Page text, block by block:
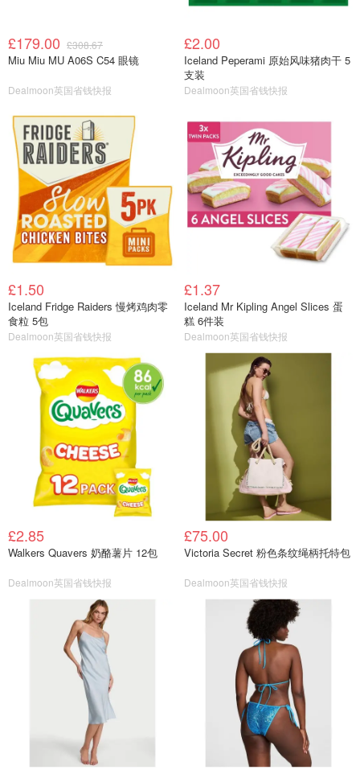
£179.00 £308.67
Miu Miu MU A06S C54 眼镜
Dealmoon英国省钱快报
£2.00
Iceland Peperami 原始风味猪肉干 5
支装
Dealmoon英国省钱快报
£1.50
Iceland Fridge Raiders 慢烤鸡肉零
食粒 5包
Dealmoon英国省钱快报
£1.37
Iceland Mr Kipling Angel Slices 蛋
糕 6件装
Dealmoon英国省钱快报
£2.85
Walkers Quavers 奶酪薯片 12包
Dealmoon英国省钱快报
£75.00
Victoria Secret 粉色条纹绳柄托特包
Dealmoon英国省钱快报